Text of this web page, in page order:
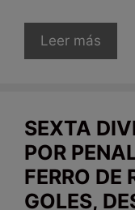
Leer más
SEXTA
POR
FERRO DE
GOLES,